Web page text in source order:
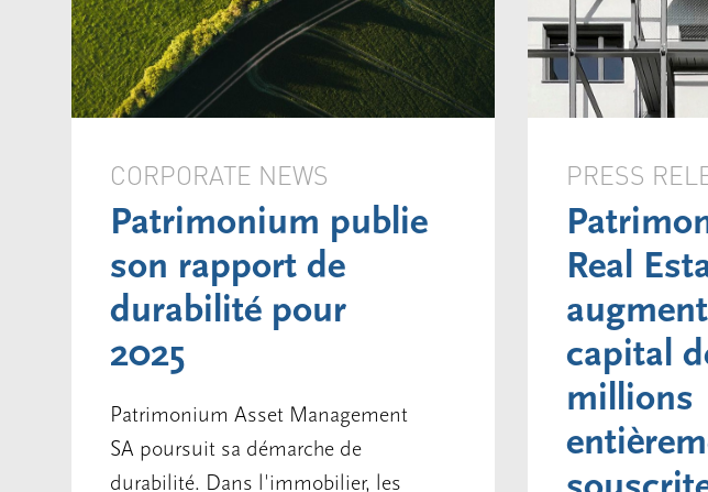
CORPORATE NEWS
Patrimonium publie
son rapport de
durabilité pour
2025
Patrimonium Asset Management
SA poursuit sa démarche de
durabilité. Dans l'immobilier, les
PRESS
Real
capital
millions